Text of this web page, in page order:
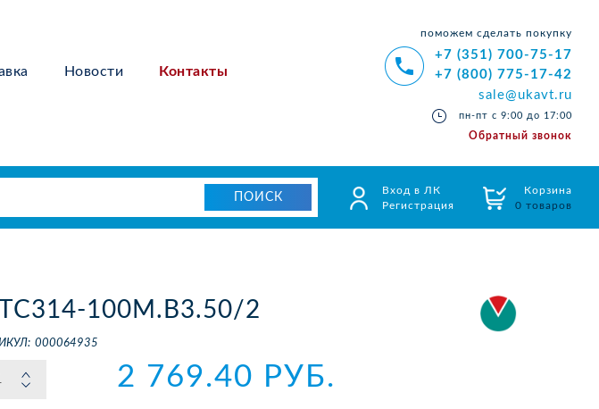
Новости Контакты
поможем сделать покупку
+7 (351) 700-75-17
+7 (800) 775-17-42
sale@ukavt.ru
пн-пт с 9:00 до 17:00
Обратный звонок
Вход в ЛК
Регистрация
Корзина
0 товаров
100М.В3.50/2
000064935
2 769.40 РУБ.